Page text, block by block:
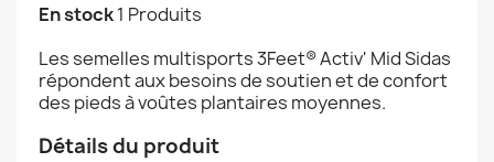
En stock1 Produits
Les semelles multisports 3Feet® Activ' Mid Sidas
répondent aux besoins de soutien et de confort
des pieds à voûtes plantaires moyennes.
Détails du produit